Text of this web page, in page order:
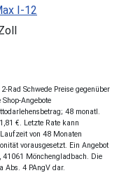
I-12
Rad Schwede Preise gegenüber
Angebote
48 monatl.
€. Letzte Rate kann
von 48 Monaten
vorausgesetzt. Ein Angebot
41061 Mönchengladbach. Die
Abs. 4 PAngV dar.